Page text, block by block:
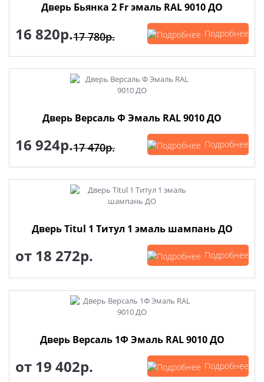
Дверь Бьянка 2 Fr эмаль RAL 9010 ДО
16 820р.17 780р. Подробнее
Дверь Версаль Ф Эмаль RAL 9010 ДО
16 924р.17 470р. Подробнее
Дверь Titul 1 Титул 1 эмаль шампань ДО
от 18 272р. Подробнее
Дверь Версаль 1Ф Эмаль RAL 9010 ДО
от 19 402р. Подробнее